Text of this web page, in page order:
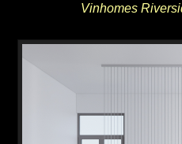
Vinhomes